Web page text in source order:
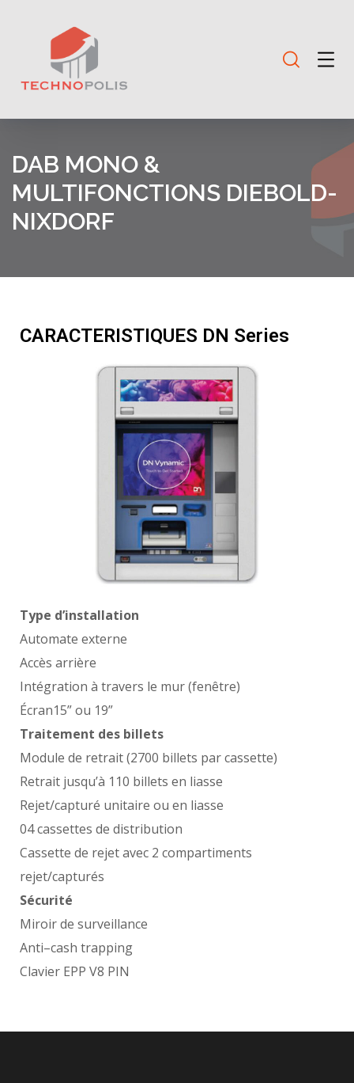
DAB MONO &
MULTIFONCTIONS DIEBOLD-
NIXDORF
CARACTERISTIQUES DN Series
Type d’installation
Automate externe
Accès arrière
Intégration à travers le mur (fenêtre)
Écran15” ou 19”
Traitement des billets
Module de retrait (2700 billets par cassette)
Retrait jusqu’à 110 billets en liasse
Rejet/capturé unitaire ou en liasse
04 cassettes de distribution
Cassette de rejet avec 2 compartiments
rejet/capturés
Sécurité
Miroir de surveillance
Anti–cash trapping
Clavier EPP V8 PIN